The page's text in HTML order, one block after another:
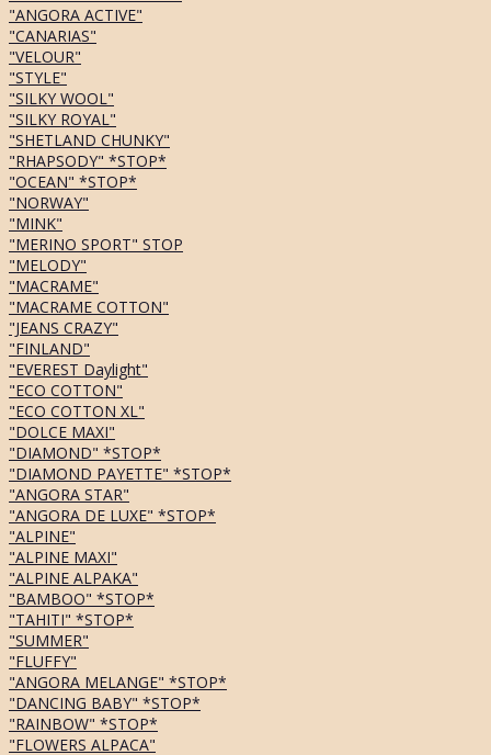
"ANGORA ACTIVE"
"CANARIAS"
"VELOUR"
"STYLE"
"SILKY WOOL"
"SILKY ROYAL"
"SHETLAND CHUNKY"
"RHAPSODY" *STOP*
"OCEAN" *STOP*
"NORWAY"
"MINK"
"MERINO SPORT" STOP
"MELODY"
"MACRAME"
"MACRAME COTTON"
"JEANS CRAZY"
"FINLAND"
"EVEREST Daylight"
"ECO COTTON"
"ECO COTTON XL"
"DOLCE MAXI"
"DIAMOND" *STOP*
"DIAMOND PAYETTE" *STOP*
"ANGORA STAR"
"ANGORA DE LUXE" *STOP*
"ALPINE"
"ALPINE MAXI"
"ALPINE ALPAKA"
"BAMBOO" *STOP*
"TAHITI" *STOP*
"SUMMER"
"FLUFFY"
"ANGORA MELANGE" *STOP*
"DANCING BABY" *STOP*
"RAINBOW" *STOP*
"FLOWERS ALPACA"